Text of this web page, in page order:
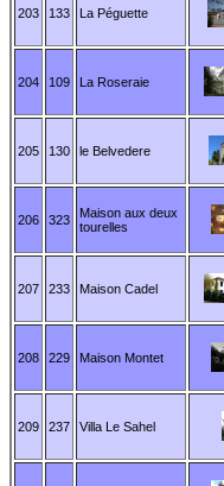
203 133 La Péguette
204 109 La Roseraie
205 130 le Belvedere
206 323
Maison aux deux
tourelles
207 233 Maison Cadel
208 229 Maison Montet
209 237 Villa Le Sahel